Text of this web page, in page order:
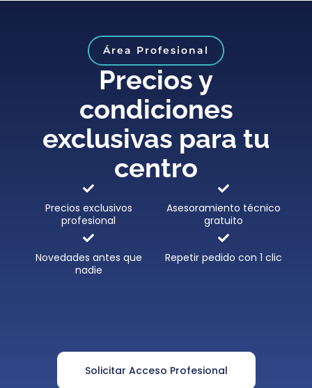
Área Profesional
Precios y
condiciones
exclusivas para tu
centro
Precios exclusivos
profesional
Asesoramiento técnico
gratuito
Novedades antes que
nadie
Repetir pedido con 1 clic
Solicitar Acceso Profesional